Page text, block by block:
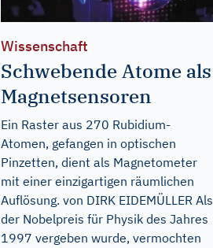
Wissenschaft
Schwebende Atome als
Magnetsensoren
Ein Raster aus 270 Rubidium-
Atomen, gefangen in optischen
Pinzetten, dient als Magnetometer
mit einer einzigartigen räumlichen
Auflösung. von DIRK EIDEMÜLLER Als
der Nobelpreis für Physik des Jahres
1997 vergeben wurde, vermochten